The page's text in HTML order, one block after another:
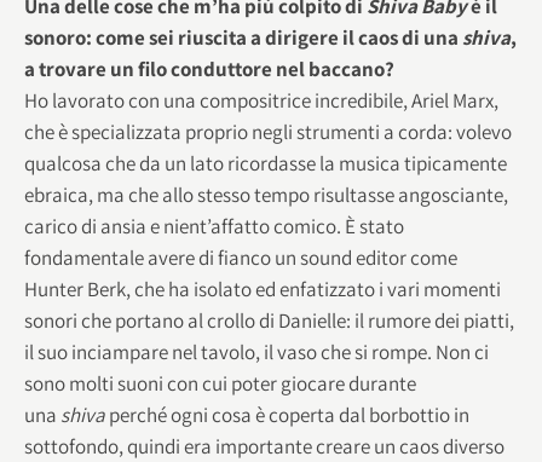
Una delle cose che m’ha più colpito di Shiva Babyè il
sonoro: come sei riuscita a dirigere il caos di una shiva,
a trovare un filo conduttore nel baccano?
Ho lavorato con una compositrice incredibile, Ariel Marx,
che è specializzata proprio negli strumenti a corda: volevo
qualcosa che da un lato ricordasse la musica tipicamente
ebraica, ma che allo stesso tempo risultasse angosciante,
carico di ansia e nient’affatto comico. È stato
fondamentale avere di fianco un sound editor come
Hunter Berk, che ha isolato ed enfatizzato i vari momenti
sonori che portano al crollo di Danielle: il rumore dei piatti,
il suo inciampare nel tavolo, il vaso che si rompe. Non ci
sono molti suoni con cui poter giocare durante
una shivaperché ogni cosa è coperta dal borbottio in
sottofondo, quindi era importante creare un caos diverso